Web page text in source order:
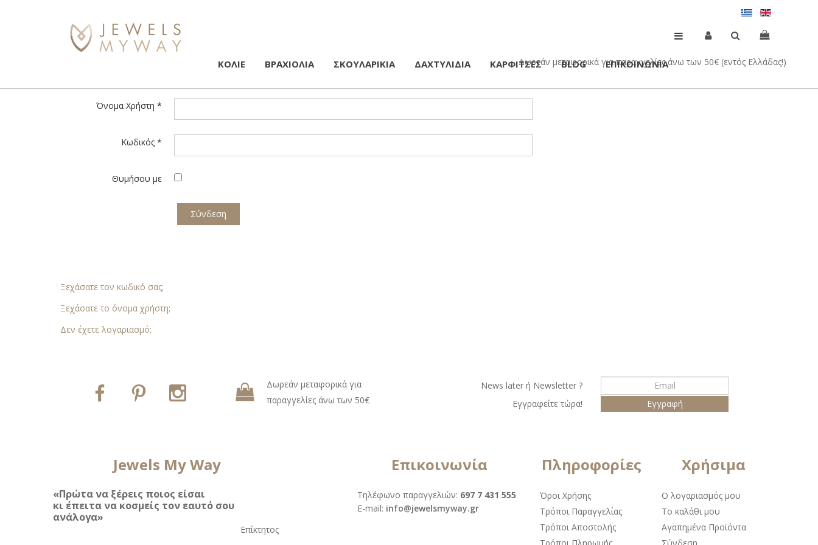
Δωρεάν μεταφορικά για παραγγελίες άνω των 50€ (εντός Ελλάδας!)
ΚΟΛΙΕ ΒΡΑΧΙΟΛΙΑ ΣΚΟΥΛΑΡΙΚΙΑ ΔΑΧΤΥΛΙΔΙΑ ΚΑΡΦΙΤΣΕΣ BLOG ΕΠΙΚΟΙΝΩΝΙΑ
Όνομα Χρήστη *
Κωδικός *
Θυμήσου με
Σύνδεση
Ξεχάσατε τον κωδικό σας;
Ξεχάσατε το όνομα χρήστη;
Δεν έχετε λογαριασμό;
Δωρεάν μεταφορικά για
παραγγελίες άνω των 50€
Νews later ή Νewsletter ?
Εγγραφείτε τώρα!
Jewels My Way
«Πρώτα να ξέρεις ποιος είσαι
κι έπειτα να κοσμείς τον εαυτό σου
ανάλογα»
Eπίκτητος
Επικοινωνία
Τηλέφωνο παραγγελιών: 697 7 431 555
Ε-mail: info@jewelsmyway.gr
Πληροφορίες
Όροι Χρήσης
Τρόποι Παραγγελίας
Τρόποι Αποστολής
Χρήσιμα
Ο λογαριασμός μου
Το καλάθι μου
Αγαπημένα Προϊόντα